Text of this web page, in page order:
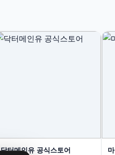
닥터메인유 공식스토어